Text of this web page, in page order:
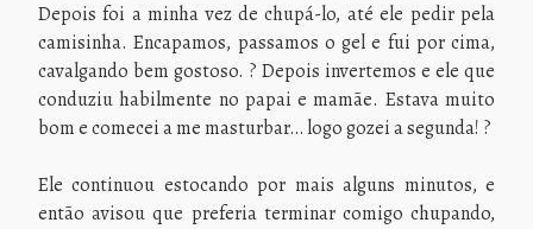
Depois foi a minha vez de chupá-lo, até ele pedir pela
camisinha. Encapamos, passamos o gel e fui por cima,
cavalgando bem gostoso. ? Depois invertemos e ele que
conduziu habilmente no papai e mamãe. Estava muito
bom e comecei a me masturbar… logo gozei a segunda! ?
Ele continuou estocando por mais alguns minutos, e
então avisou que preferia terminar comigo chupando,